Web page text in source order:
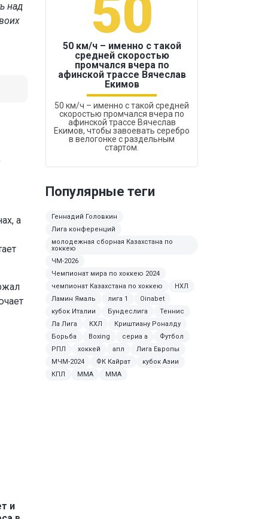
над
а
и
50
50 км/ч – именно с такой
средней скоростью
промчался вчера по
афинской трассе Вячеслав
Екимов
50 км/ч – именно с такой средней
скоростью промчался вчера по
афинской трассе Вячеслав
Екимов, чтобы завоевать серебро
в велогонке с раздельным
стартом.
Популярные теги
Геннадий Головкин
Лига конференций
молодежная сборная Казахстана по
хоккею
ЧМ-2026
Чемпионат мира по хоккею 2024
чемпионат Казахстана по хоккею
НХЛ
Ламин Ямаль
лига 1
Oinabet
кубок Италии
Бундеслига
Теннис
Ла Лига
КХЛ
Криштиану Роналду
Борьба
Boxing сериа а
Футбол
РПЛ
хоккей апл
Лига Европы
МЧМ-2024
ФК Кайрат
кубок Азии
КПЛ
ММА MMA